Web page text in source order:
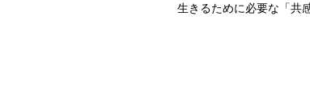
生きるために必要な「共